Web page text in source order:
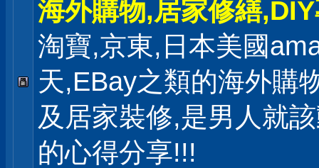
海外購物,居家修繕
淘寶,京東,日本美國
天,EBay之類的海外購
及居家裝修,是男人就
的心得分享!!!